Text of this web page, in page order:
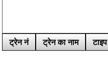
ट्रेन नं ट्रेन का नाम टाइप